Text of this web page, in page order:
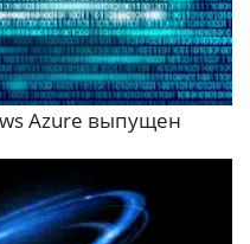
Azure выпущен